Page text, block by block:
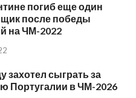
погиб еще один
после победы
на ЧМ-2022
захотел сыграть за
Португалии в ЧМ-2026